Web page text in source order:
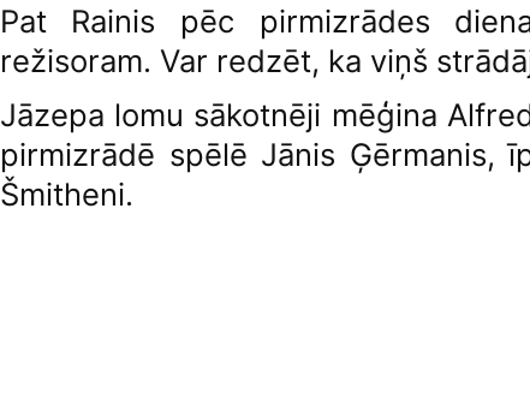
Pat Rainis pēc pirmizrādes
režisoram. Var redzēt, ka viņš
Jāzepa lomu sākotnēji mēģina
pirmizrādē spēlē Jānis Ģērmanis,
Šmitheni.